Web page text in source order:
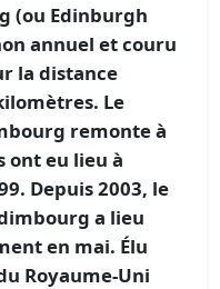
(ou Edinburgh
annuel et couru
la distance
Le
remonte à
ont eu lieu à
Depuis 2003, le
a lieu
en mai. Élu
Royaume-Uni